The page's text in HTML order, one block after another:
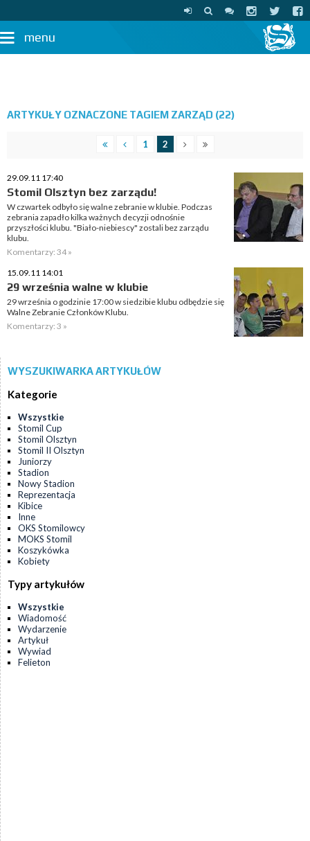
menu
ARTYKUŁY OZNACZONE TAGIEM ZARZĄD (22)
1 2
29.09.11 17:40
Stomil Olsztyn bez zarządu!
W czwartek odbyło się walne zebranie w klubie. Podczas
zebrania zapadło kilka ważnych decyzji odnośnie
przyszłości klubu. "Biało-niebiescy" zostali bez zarządu
klubu.
Komentarzy: 34 »
15.09.11 14:01
29 września walne w klubie
29 września o godzinie 17:00 w siedzibie klubu odbędzie się
Walne Zebranie Członków Klubu.
Komentarzy: 3 »
WYSZUKIWARKA ARTYKUŁÓW
Kategorie
Wszystkie
Stomil Cup
Stomil Olsztyn
Stomil II Olsztyn
Juniorzy
Stadion
Nowy Stadion
Reprezentacja
Kibice
Inne
OKS Stomilowcy
MOKS Stomil
Koszykówka
Kobiety
Typy artykułów
Wszystkie
Wiadomość
Wydarzenie
Artykuł
Wywiad
Felieton